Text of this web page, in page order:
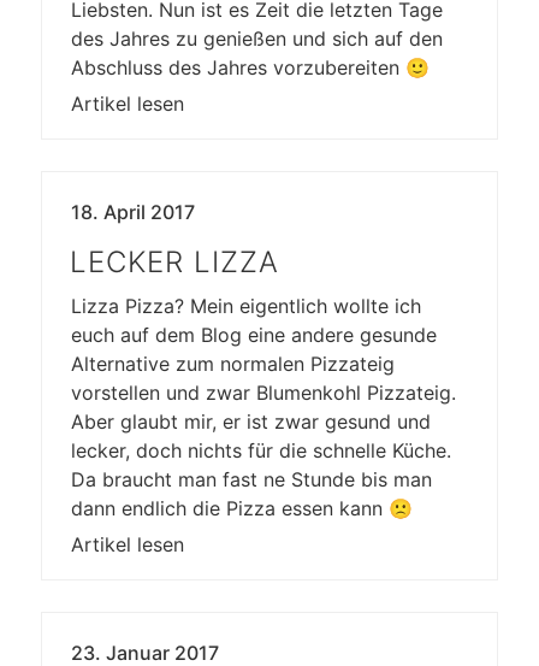
Liebsten. Nun ist es Zeit die letzten Tage
des Jahres zu genießen und sich auf den
Abschluss des Jahres vorzubereiten 🙂
Artikel lesen
18. April 2017
LECKER LIZZA
Lizza Pizza? Mein eigentlich wollte ich
euch auf dem Blog eine andere gesunde
Alternative zum normalen Pizzateig
vorstellen und zwar Blumenkohl Pizzateig.
Aber glaubt mir, er ist zwar gesund und
lecker, doch nichts für die schnelle Küche.
Da braucht man fast ne Stunde bis man
dann endlich die Pizza essen kann 🙁
Artikel lesen
23. Januar 2017